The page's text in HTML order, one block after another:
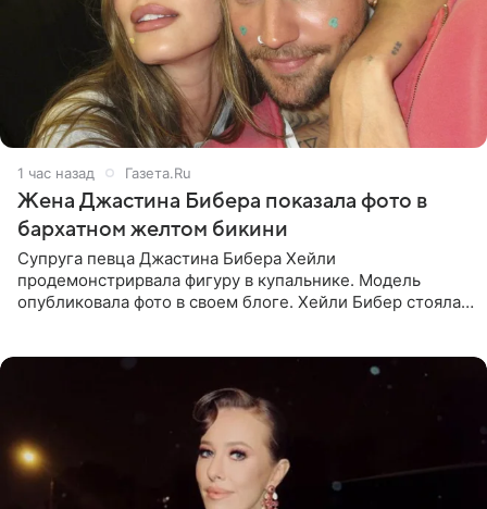
1 час назад Газета.Ru
Жена Джастина Бибера показала фото в
бархатном желтом бикини
Супруга певца Джастина Бибера Хейли
продемонстрирвала фигуру в купальнике. Модель
опубликовала фото в своем блоге. Хейли Бибер стояла